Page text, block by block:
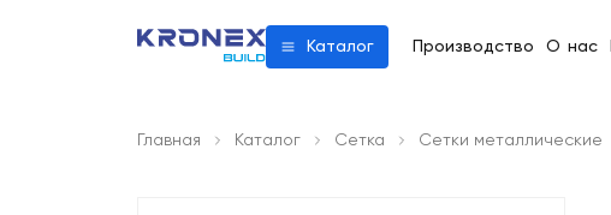
Каталог Производство О нас
Главная Каталог Сетка Сетки металлические